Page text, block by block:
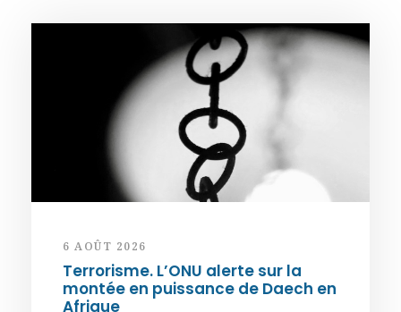
6 AOÛT 2026
Terrorisme. L’ONU alerte sur la
montée en puissance de Daech en
Afrique